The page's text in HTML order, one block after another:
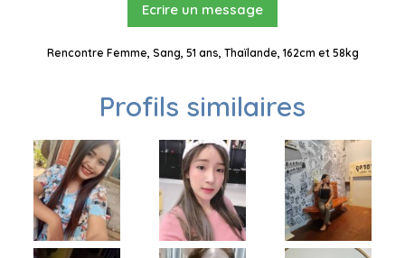
Ecrire un message
Rencontre Femme, Sang, 51 ans, Thaïlande, 162cm et 58kg
Profils similaires